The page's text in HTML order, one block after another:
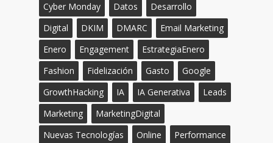
Cyber Monday
Datos
Desarrollo
Digital
DKIM DMARC
Email Marketing
Enero
Engagement
EstrategiaEnero
Fashion
Fidelización Gasto
Google
GrowthHacking
IA IA Generativa
Leads
Marketing
MarketingDigital
Nuevas Tecnologías
Online
Performance